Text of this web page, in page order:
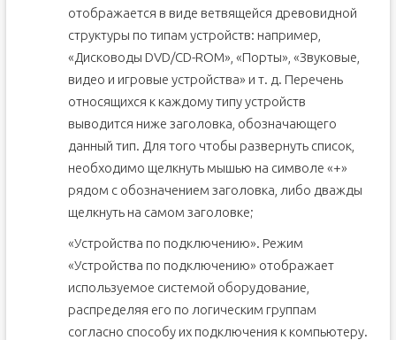
отображается в виде ветвящейся древовидной
структуры по типам устройств: например,
«Дисководы DVD/CD-ROM», «Порты», «Звуковые,
видео и игровые устройства» и т. д. Перечень
относящихся к каждому типу устройств
выводится ниже заголовка, обозначающего
данный тип. Для того чтобы развернуть список,
необходимо щелкнуть мышью на символе «+»
рядом с обозначением заголовка, либо дважды
щелкнуть на самом заголовке;
«Устройства по подключению». Режим
«Устройства по подключению» отображает
используемое системой оборудование,
распределяя его по логическим группам
согласно способу их подключения к компьютеру.